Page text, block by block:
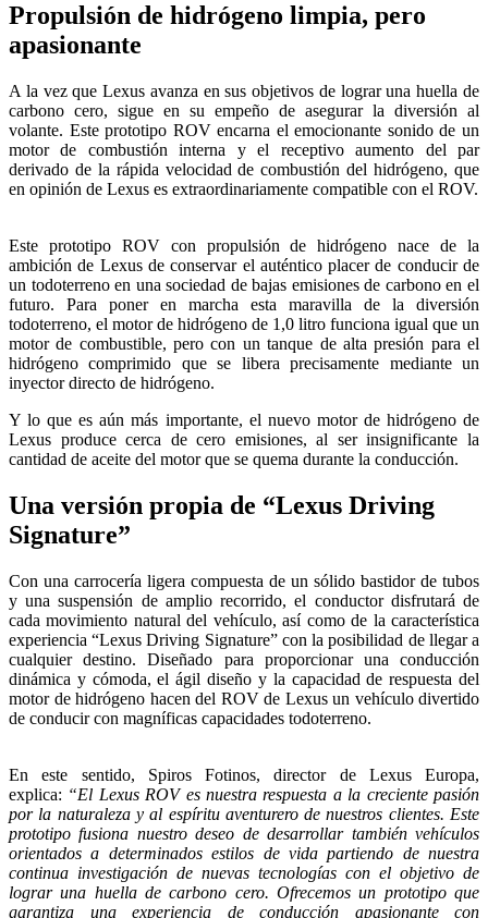
Propulsión de hidrógeno limpia, pero
apasionante
A la vez que Lexus avanza en sus objetivos de lograr una huella de
carbono cero, sigue en su empeño de asegurar la diversión al
volante. Este prototipo ROV encarna el emocionante sonido de un
motor de combustión interna y el receptivo aumento del par
derivado de la rápida velocidad de combustión del hidrógeno, que
en opinión de Lexus es extraordinariamente compatible con el ROV.
Este prototipo ROV con propulsión de hidrógeno nace de la
ambición de Lexus de conservar el auténtico placer de conducir de
un todoterreno en una sociedad de bajas emisiones de carbono en el
futuro. Para poner en marcha esta maravilla de la diversión
todoterreno, el motor de hidrógeno de 1,0 litro funciona igual que un
motor de combustible, pero con un tanque de alta presión para el
hidrógeno comprimido que se libera precisamente mediante un
inyector directo de hidrógeno.
Y lo que es aún más importante, el nuevo motor de hidrógeno de
Lexus produce cerca de cero emisiones, al ser insignificante la
cantidad de aceite del motor que se quema durante la conducción.
Una versión propia de “Lexus Driving
Signature”
Con una carrocería ligera compuesta de un sólido bastidor de tubos
y una suspensión de amplio recorrido, el conductor disfrutará de
cada movimiento natural del vehículo, así como de la característica
experiencia “Lexus Driving Signature” con la posibilidad de llegar a
cualquier destino. Diseñado para proporcionar una conducción
dinámica y cómoda, el ágil diseño y la capacidad de respuesta del
motor de hidrógeno hacen del ROV de Lexus un vehículo divertido
de conducir con magníficas capacidades todoterreno.
En este sentido, Spiros Fotinos, director de Lexus Europa,
explica: “El Lexus ROV es nuestra respuesta a la creciente pasión
por la naturaleza y al espíritu aventurero de nuestros clientes. Este
prototipo fusiona nuestro deseo de desarrollar también vehículos
orientados a determinados estilos de vida partiendo de nuestra
continua investigación de nuevas tecnologías con el objetivo de
lograr una huella de carbono cero. Ofrecemos un prototipo que
garantiza una experiencia de conducción apasionante con